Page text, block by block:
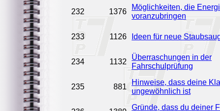
232 1376
Möglichkeiten, die
voranzubringen
233 1126 Ideen für neue
234 1132
Überraschungen in der
Fahrschulprüfung
235 881
Hinweise, dass deine
ungewöhnlich ist
Gründe, dass du deiner